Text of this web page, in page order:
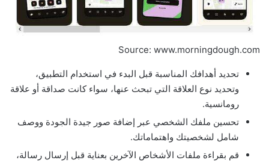
Source: www.morningdough.com
تحديد أهدافك المناسبة قبل البدء في استخدام التطبيق،
وتحديد نوع العلاقة التي تبحث عنها، سواء كانت صداقة أو علاقة
رومانسية.
تحسين ملفك الشخصي عبر إضافة صور جيدة الجودة ووصف
شامل لشخصيتك واهتماماتك.
قم بقراءة ملفات الأشخاص الآخرين بعناية قبل إرسال رسالة،